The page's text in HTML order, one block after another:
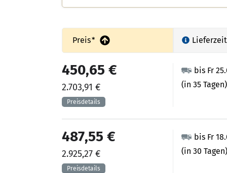
Preis* Lieferzeit
bis Fr
(in 35 Tagen)
450,65 €
2.703,91 €
bis Fr
(in 30 Tagen)
487,55 €
2.925,27 €